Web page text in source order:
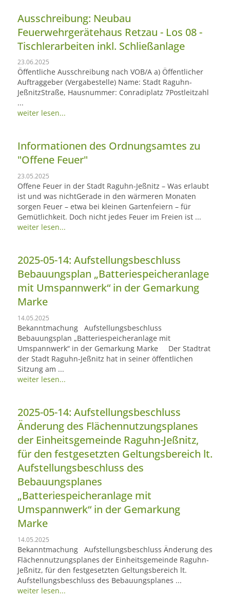
Ausschreibung: Neubau
Feuerwehrgerätehaus Retzau - Los 08 -
Tischlerarbeiten inkl. Schließanlage
23.06.2025
Öffentliche Ausschreibung nach VOB/A a) Öffentlicher
Auftraggeber (Vergabestelle) Name: Stadt Raguhn-
JeßnitzStraße, Hausnummer: Conradiplatz 7Postleitzahl
...
weiter lesen...
Informationen des Ordnungsamtes zu
"Offene Feuer"
23.05.2025
Offene Feuer in der Stadt Raguhn-Jeßnitz – Was erlaubt
ist und was nichtGerade in den wärmeren Monaten
sorgen Feuer – etwa bei kleinen Gartenfeiern – für
Gemütlichkeit. Doch nicht jedes Feuer im Freien ist ...
weiter lesen...
2025-05-14: Aufstellungsbeschluss
Bebauungsplan „Batteriespeicheranlage
mit Umspannwerk“ in der Gemarkung
Marke
14.05.2025
Bekanntmachung Aufstellungsbeschluss
Bebauungsplan „Batteriespeicheranlage mit
Umspannwerk“ in der Gemarkung Marke Der Stadtrat
der Stadt Raguhn-Jeßnitz hat in seiner öffentlichen
Sitzung am ...
weiter lesen...
2025-05-14: Aufstellungsbeschluss
Änderung des Flächennutzungsplanes
der Einheitsgemeinde Raguhn-Jeßnitz,
für den festgesetzten Geltungsbereich lt.
Aufstellungsbeschluss des
Bebauungsplanes
„Batteriespeicheranlage mit
Umspannwerk“ in der Gemarkung
Marke
14.05.2025
Bekanntmachung Aufstellungsbeschluss Änderung des
Flächennutzungsplanes der Einheitsgemeinde Raguhn-
Jeßnitz, für den festgesetzten Geltungsbereich lt.
Aufstellungsbeschluss des Bebauungsplanes ...
weiter lesen...